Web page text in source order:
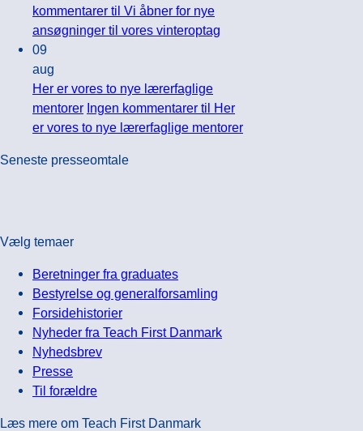
kommentarer til Vi åbner for nye
ansøgninger til vores vinteroptag
09
aug
Her er vores to nye lærerfaglige
mentorer Ingen kommentarer til Her
er vores to nye lærerfaglige mentorer
Seneste presseomtale
Vælg temaer
Beretninger fra graduates
Bestyrelse og generalforsamling
Forsidehistorier
Nyheder fra Teach First Danmark
Nyhedsbrev
Presse
Til forældre
Læs mere om Teach First Danmark